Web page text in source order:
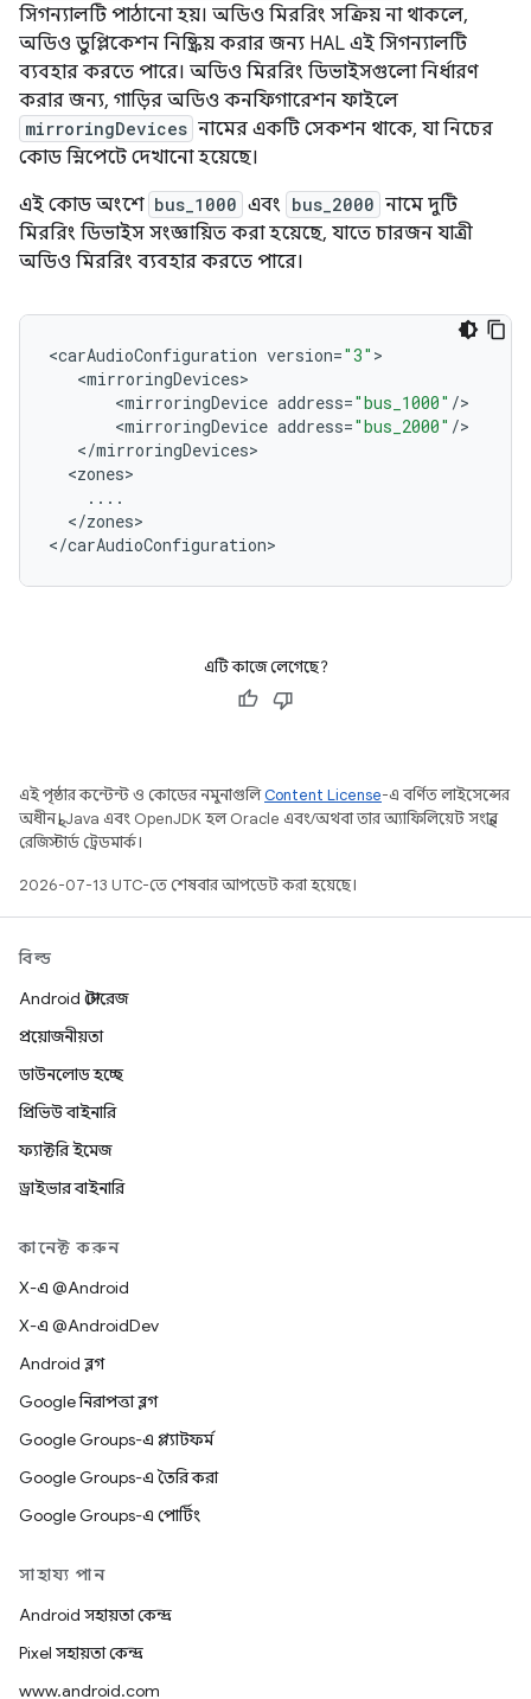
সিগন্যালটি পাঠানো হয়। অডিও মিররিং সক্রিয় না থাকলে,
অডিও ডুপ্লিকেশন নিষ্ক্রিয় করার জন্য HAL এই সিগন্যালটি
ব্যবহার করতে পারে। অডিও মিররিং ডিভাইসগুলো নির্ধারণ
করার জন্য, গাড়ির অডিও কনফিগারেশন ফাইলে
mirroringDevices নামের একটি সেকশন থাকে, যা নিচের
কোড স্নিপেটে দেখানো হয়েছে।
এই কোড অংশে bus_1000 এবং bus_2000 নামে দুটি
মিররিং ডিভাইস সংজ্ঞায়িত করা হয়েছে, যাতে চারজন যাত্রী
অডিও মিররিং ব্যবহার করতে পারে।
<carAudioConfiguration version="3"
<mirroringDevices
<mirroringDevice address="bus_1000" /
<mirroringDevice address="bus_2000" /
</mirroringDevices
<zones
... .
</zones>
</carAudioConfiguration
এটি কাজে লেগেছে?
এই পৃষ্ঠার কন্টেন্ট ও কোডের নমুনাগুলিContent License-এ বর্ণিত লাইসেন্সের
অধীনস্থ। Java এবং OpenJDK হল Oracle এবং/অথবা তার অ্যাফিলিয়েট সংস্থার
রেজিস্টার্ড ট্রেডমার্ক।
2026-07-13 UTC-তে শেষবার আপডেট করা হয়েছে।
বিল্ড
Android স্টোরেজ
প্রয়োজনীয়তা
ডাউনলোড হচ্ছে
প্রিভিউ বাইনারি
ফ্যাক্টরি ইমেজ
ড্রাইভার বাইনারি
কানেক্ট করুন
X-এ @Android
X-এ @AndroidDev
Android ব্লগ
Google নিরাপত্তা ব্লগ
Google Groups-এ প্ল্যাটফর্ম
Google Groups-এ তৈরি করা
Google Groups-এ পোর্টিং
সাহায্য পান
Android সহায়তা কেন্দ্র
Pixel সহায়তা কেন্দ্র
www.android.com